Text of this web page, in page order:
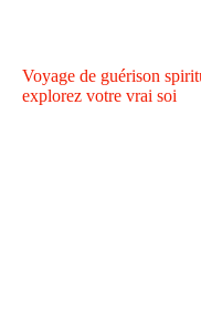
Voyage de guérison
explorez votre vrai soi